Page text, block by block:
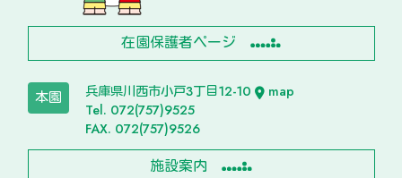
在園保護者ページ
本園 兵庫県川西市小戸3丁目12-10
map
Tel. 072(757)9525
FAX. 072(757)9526
施設案内